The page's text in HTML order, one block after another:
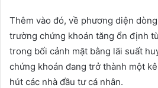
Thêm vào đó, về phương diện
trường chứng khoán tăng ổn định
trong bối cảnh mặt bằng lãi suất
chứng khoán đang trở thành một
hút các nhà đầu tư cá nhân.